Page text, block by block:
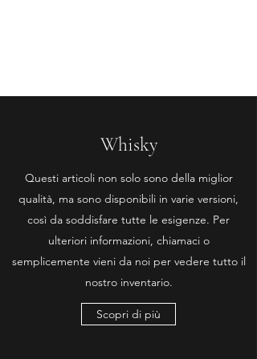
Whisky
Questi articoli non solo sono della miglior
qualità, ma sono disponibili in varie versioni,
così da soddisfare tutte le esigenze. Per
ulteriori informazioni, chiamaci o
semplicemente vieni da noi per vedere tutto il
nostro inventario.
Scopri di più